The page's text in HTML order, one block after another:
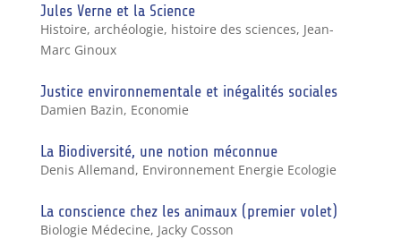
Jules Verne et la Science
Histoire, archéologie, histoire des sciences, Jean-
Marc Ginoux
Justice environnementale et inégalités sociales
Damien Bazin, Economie
La Biodiversité, une notion méconnue
Denis Allemand, Environnement Energie Ecologie
La conscience chez les animaux (premier volet)
Biologie Médecine, Jacky Cosson